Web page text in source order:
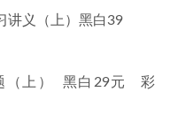
讲义（上）黑白39
上）  黑白29元   彩